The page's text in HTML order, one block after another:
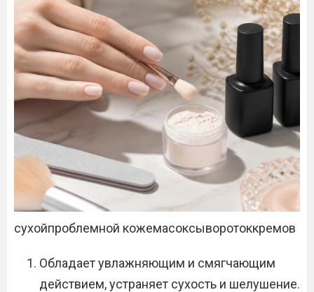
сухойпроблемной кожемасоксыворотоккремов
Обладает увлажняющим и смягчающим
действием, устраняет сухость и шелушение.